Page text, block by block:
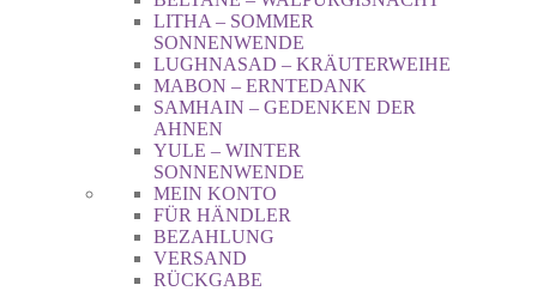
LITHA – SOMMER
SONNENWENDE
LUGHNASAD – KRÄUTERWEIHE
MABON – ERNTEDANK
SAMHAIN – GEDENKEN DER
AHNEN
YULE – WINTER
SONNENWENDE
MEIN KONTO
FÜR HÄNDLER
BEZAHLUNG
VERSAND
RÜCKGABE